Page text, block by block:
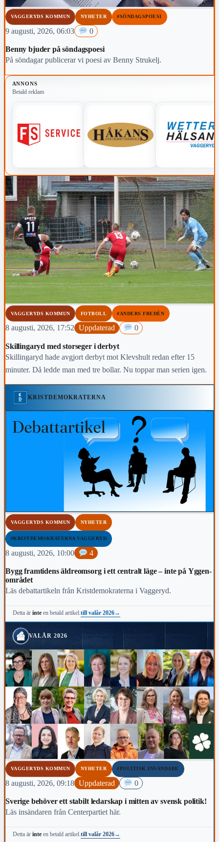
VAGGERYDS KOMMUN NYHETER #SÖNDAGSPOESI
9 augusti, 2026, 06:03 0
Benny bjuder på söndagspoesi
På söndagar publicerar vi poesi av Benny Strukelj.
ANNONS
Betald reklam
VAGGERYDS KOMMUN FOTBOLL #ANDERS FREDÉN
8 augusti, 2026, 17:52 Uppdaterad 0
Skillingaryd med storseger i derbyt
Skillingaryd hade avgjort derbyt mot Klevshult redan efter 15
minuter. Då ledde man med tre bollar. Nu toppar man serien igen.
KRISTDEMOKRATERNA
VAGGERYDS KOMMUN NYHETER
#KRISTDEMOKRATERNA VAGGERYD
8 augusti, 2026, 10:00 4
Bygg framtidens äldreomsorg i ett centralt läge – inte på Yggen-
området
Läs debattartikeln från Kristdemokraterna i Vaggeryd.
Detta ärinte en betald artikel.till valår 2026→
VALÅR 2026
VAGGERYDS KOMMUN NYHETER #POLITISK INSÄNDARE
8 augusti, 2026, 09:18 Uppdaterad 0
Sverige behöver ett stabilt ledarskap i mitten av svensk politik!
Läs insändaren från Centerpartiet här.
Detta ärinte en betald artikel.till valår 2026→